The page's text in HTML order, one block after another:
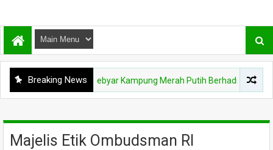
Breaking News
NEWS Gebyar Kampung Merah Putih Berhadiah Rp150 Juta,
Majelis Etik Ombudsman RI